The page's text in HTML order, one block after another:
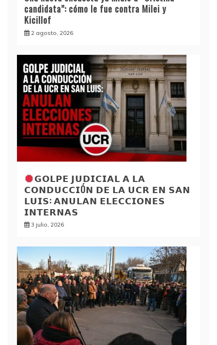
candidata”: cómo le fue contra Milei y
Kicillof
2 agosto, 2026
𝗚𝗢𝗟𝗣𝗘 𝗝𝗨𝗗𝗜𝗖𝗜𝗔𝗟 𝗔 𝗟𝗔
𝗖𝗢𝗡𝗗𝗨𝗖𝗖𝗜Ó𝗡 𝗗𝗘 𝗟𝗔 𝗨𝗖𝗥 𝗘𝗡 𝗦𝗔𝗡
𝗟𝗨𝗜𝗦: 𝗔𝗡𝗨𝗟𝗔𝗡 𝗘𝗟𝗘𝗖𝗖𝗜𝗢𝗡𝗘𝗦
𝗜𝗡𝗧𝗘𝗥𝗡𝗔𝗦
3 julio, 2026